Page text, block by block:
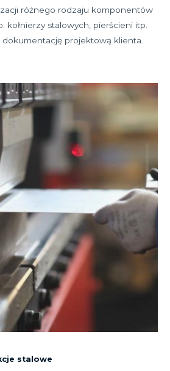
różnego rodzaju komponentów
kołnierzy stalowych, pierścieni itp.
projektową klienta.
stalowe